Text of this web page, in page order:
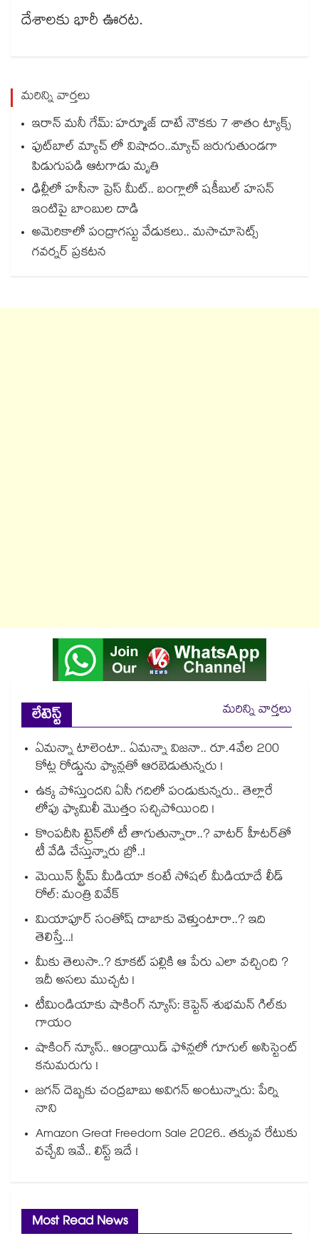
దేశాలకు భారీ ఊరట.
మరిన్ని వార్తలు
ఇరాన్ మనీ గేమ్: హర్మూజ్ దాటే నౌకకు 7 శాతం ట్యాక్స్
ఫుట్‌బాల్ మ్యాచ్ లో విషాదం..మ్యాచ్ జరుగుతుండగా
పిడుగుపడి ఆటగాడు మృతి
ఢిల్లీలో హసీనా ప్రెస్ మీట్.. బంగ్లాలో షకీబుల్ హసన్
ఇంటిపై బాంబుల దాడి
అమెరికాలో పంద్రాగస్టు వేడుకలు.. మసాచూసెట్స్
గవర్నర్ ప్రకటన
లేటెస్ట్
మరిన్ని వార్తలు
ఏమన్నా టాలెంటా.. ఏమన్నా విజనా.. రూ.4వేల 200
కోట్ల రోడ్డును ఫ్యాన్లతో ఆరబెడుతున్నరు !
ఉక్క పోస్తుందని ఏసీ గదిలో పండుకున్నరు.. తెల్లారే
లోపు ఫ్యామిలీ మొత్తం సచ్చిపోయింది !
కొంపదీసి ట్రైన్⁬లో టీ తాగుతున్నారా..? వాటర్ హీటర్⁭⁭తో
టీ వేడి చేస్తున్నారు బ్రో..!
మెయిన్ స్ట్రీమ్ మీడియా కంటే సోషల్ మీడియాదే లీడ్
రోల్: మంత్రి వివేక్
మియాపూర్ సంతోష్ దాబాకు వెళ్తుంటారా..? ఇది
తెలిస్తే...!
మీకు తెలుసా..? కూకట్ పల్లికి ఆ పేరు ఎలా వచ్చింది ?
ఇదీ అసలు ముచ్చట !
టీమిండియాకు షాకింగ్ న్యూస్: కెప్టెన్ శుభమన్ గిల్‎కు
గాయం
షాకింగ్ న్యూస్.. ఆండ్రాయిడ్ ఫోన్లలో గూగుల్ అసిస్టెంట్
కనుమరుగు !
జగన్ దెబ్బకు చంద్రబాబు అవిగన్ అంటున్నారు: పేర్ని
నాని
Amazon Great Freedom Sale 2026.. తక్కువ రేటుకు
వచ్చేవి ఇవే.. లిస్ట్ ఇదే !
Most Read News